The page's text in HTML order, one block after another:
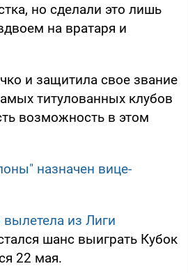
но сделали это лишь
на вратаря и
и защитила свое звание
титулованных клубов
возможность в этом
назначен вице-
из Лиги
шанс выиграть Кубок
22 мая.